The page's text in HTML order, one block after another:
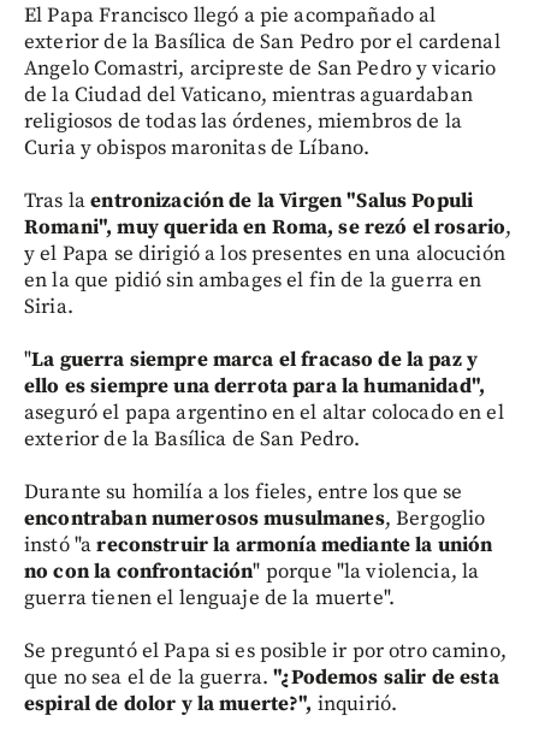
El Papa Francisco llegó a pie acompañado al
exterior de la Basílica de San Pedro por el cardenal
Angelo Comastri, arcipreste de San Pedro y vicario
de la Ciudad del Vaticano, mientras aguardaban
religiosos de todas las órdenes, miembros de la
Curia y obispos maronitas de Líbano.
Tras laentronización de la Virgen "Salus Populi
Romani", muy querida en Roma, se rezó el rosario,
y el Papa se dirigió a los presentes en una alocución
en la que pidió sin ambages el fin de la guerra en
Siria.
"La guerra siempre marca el fracaso de la paz y
ello es siempre una derrota para la humanidad",
aseguró el papa argentino en el altar colocado en el
exterior de la Basílica de San Pedro.
Durante su homilía a los fieles, entre los que se
encontraban numerosos musulmanes, Bergoglio
instó "areconstruir la armonía mediante la unión
no con la confrontación" porque "la violencia, la
guerra tienen el lenguaje de la muerte".
Se preguntó el Papa si es posible ir por otro camino,
que no sea el de la guerra."¿Podemos salir de esta
espiral de dolor y la muerte?", inquirió.